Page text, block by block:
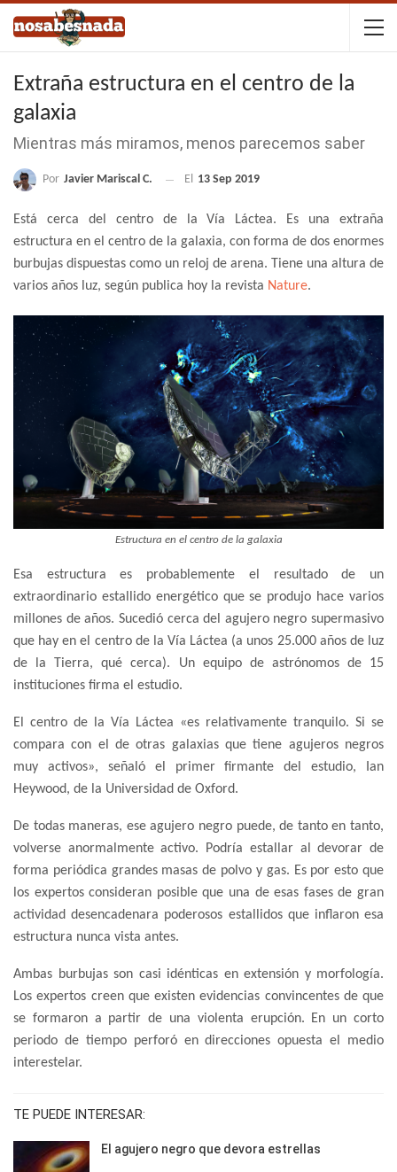
Extraña estructura en el centro de la
galaxia
Mientras más miramos, menos parecemos saber
Por Javier Mariscal C. El 13 Sep 2019
Está cerca del centro de la Vía Láctea. Es una extraña
estructura en el centro de la galaxia, con forma de dos enormes
burbujas dispuestas como un reloj de arena. Tiene una altura de
varios años luz, según publica hoy la revista Nature.
Estructura en el centro de la galaxia
Esa estructura es probablemente el resultado de un
extraordinario estallido energético que se produjo hace varios
millones de años. Sucedió cerca del agujero negro supermasivo
que hay en el centro de la Vía Láctea (a unos 25.000 años de luz
de la Tierra, qué cerca). Un equipo de astrónomos de 15
instituciones firma el estudio.
El centro de la Vía Láctea «es relativamente tranquilo. Si se
compara con el de otras galaxias que tiene agujeros negros
muy activos», señaló el primer firmante del estudio, Ian
Heywood, de la Universidad de Oxford.
De todas maneras, ese agujero negro puede, de tanto en tanto,
volverse anormalmente activo. Podría estallar al devorar de
forma periódica grandes masas de polvo y gas. Es por esto que
los expertos consideran posible que una de esas fases de gran
actividad desencadenara poderosos estallidos que inflaron esa
estructura nunca vista antes.
Ambas burbujas son casi idénticas en extensión y morfología.
Los expertos creen que existen evidencias convincentes de que
se formaron a partir de una violenta erupción. En un corto
periodo de tiempo perforó en direcciones opuesta el medio
interestelar.
TE PUEDE INTERESAR:
El agujero negro que devora estrellas